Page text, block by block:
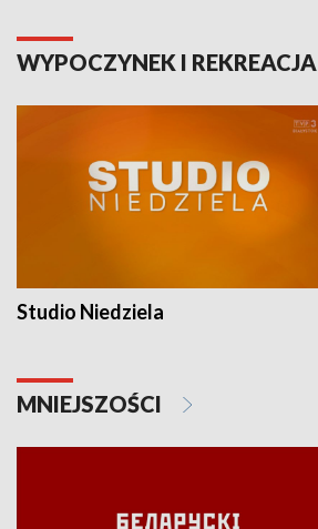
WYPOCZYNEK I REKREACJA
Studio Niedziela
MNIEJSZOŚCI